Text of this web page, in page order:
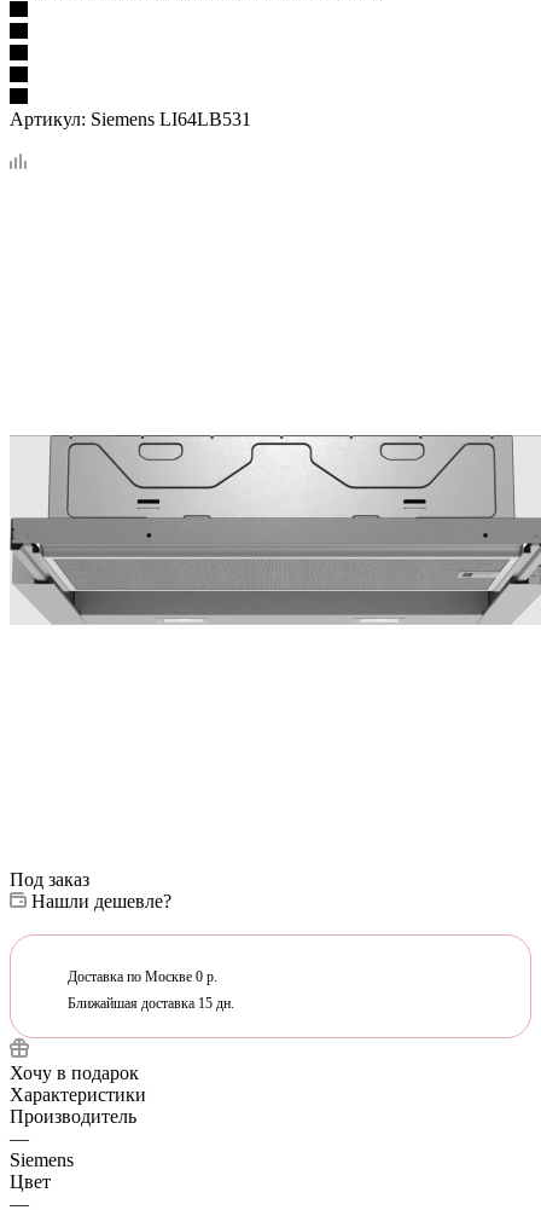
Артикул: Siemens LI64LB531
Под заказ
Нашли дешевле?
Доставка по Москве 0 р.
Ближайшая доставка 15 дн.
Хочу в подарок
Характеристики
Производитель
—
Siemens
Цвет
—